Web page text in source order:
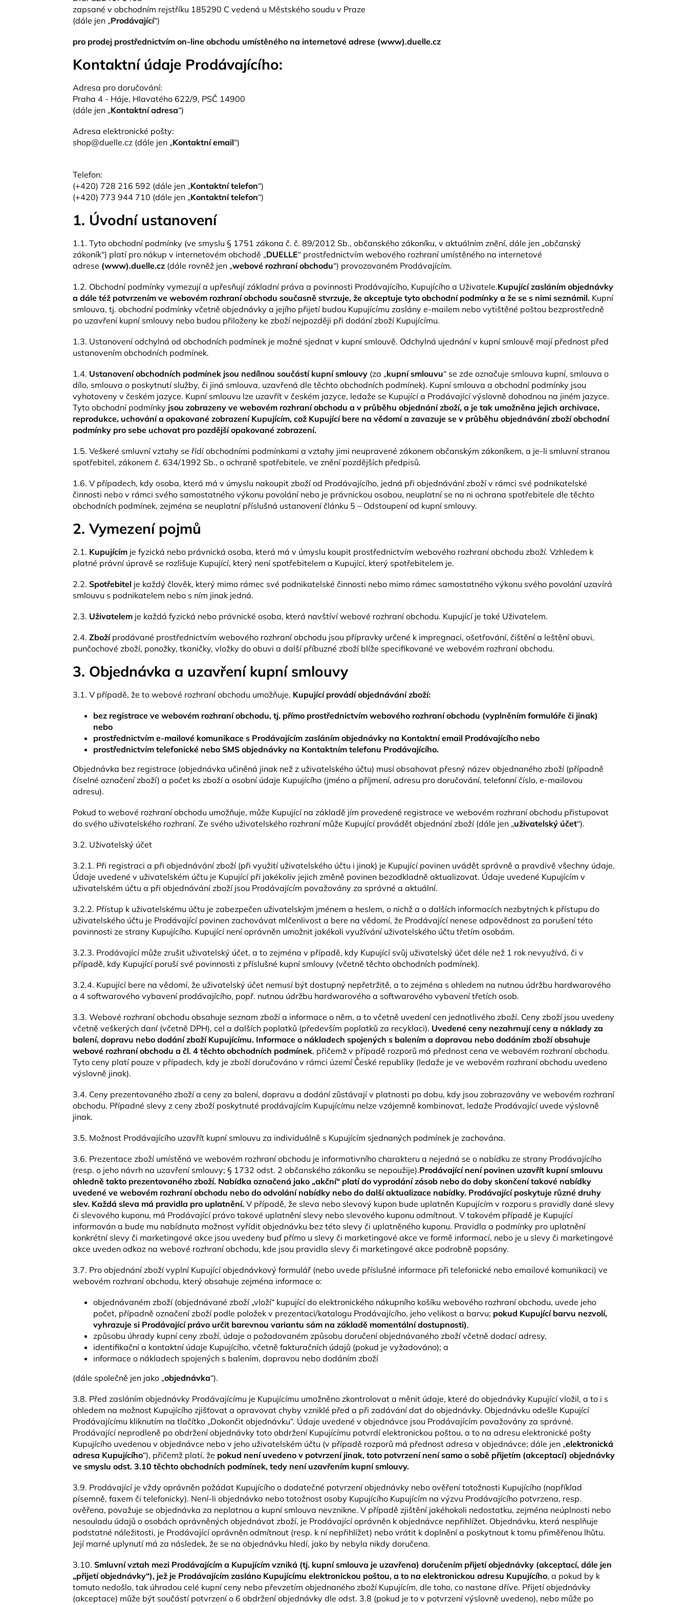
zapsané v obchodním rejstříku 185290 C vedená u Městského soudu v Praze
(dále jen „Prodávající“)
pro prodej prostřednictvím on-line obchodu umístěného na internetové adrese (www).duelle.cz
Kontaktní údaje Prodávajícího:
Adresa pro doručování:
Praha 4 - Háje, Hlavatého 622/9, PSČ 14900
(dále jen „Kontaktní adresa“)
Adresa elektronické pošty:
shop@duelle.cz (dále jen „Kontaktní email“)
Telefon:
(+420) 728 216 592 (dále jen „Kontaktní telefon“)
(+420) 773 944 710 (dále jen „Kontaktní telefon“)
1. Úvodní ustanovení
1.1. Tyto obchodní podmínky (ve smyslu § 1751 zákona č. č. 89/2012 Sb., občanského zákoníku, v aktuálním znění, dále jen „občanský
zákoník“) platí pro nákup v internetovém obchodě „DUELLE“ prostřednictvím webového rozhraní umístěného na internetové
adrese (www).duelle.cz (dále rovněž jen „webové rozhraní obchodu“) provozovaném Prodávajícím.
1.2. Obchodní podmínky vymezují a upřesňují základní práva a povinnosti Prodávajícího, Kupujícího a Uživatele.Kupující zasláním objednávky
a dále též potvrzením ve webovém rozhraní obchodu současně stvrzuje, že akceptuje tyto obchodní podmínky a že se s nimi seznámil. Kupní
smlouva, tj. obchodní podmínky včetně objednávky a jejího přijetí budou Kupujícímu zaslány e-mailem nebo vytištěné poštou bezprostředně
po uzavření kupní smlouvy nebo budou přiloženy ke zboží nejpozději při dodání zboží Kupujícímu.
1.3. Ustanovení odchylná od obchodních podmínek je možné sjednat v kupní smlouvě. Odchylná ujednání v kupní smlouvě mají přednost před
ustanovením obchodních podmínek.
1.4. Ustanovení obchodních podmínek jsou nedílnou součástí kupní smlouvy (za „kupní smlouvu“ se zde označuje smlouva kupní, smlouva o
dílo, smlouva o poskytnutí služby, či jiná smlouva, uzavřená dle těchto obchodních podmínek). Kupní smlouva a obchodní podmínky jsou
vyhotoveny v českém jazyce. Kupní smlouvu lze uzavřít v českém jazyce, ledaže se Kupující a Prodávající výslovně dohodnou na jiném jazyce.
Tyto obchodní podmínky jsou zobrazeny ve webovém rozhraní obchodu a v průběhu objednání zboží, a je tak umožněna jejich archivace,
reprodukce, uchování a opakované zobrazení Kupujícím, což Kupující bere na vědomí a zavazuje se v průběhu objednávání zboží obchodní
podmínky pro sebe uchovat pro pozdější opakované zobrazení.
1.5. Veškeré smluvní vztahy se řídí obchodními podmínkami a vztahy jimi neupravené zákonem občanským zákoníkem, a je-li smluvní stranou
spotřebitel, zákonem č. 634/1992 Sb., o ochraně spotřebitele, ve znění pozdějších předpisů.
1.6. V případech, kdy osoba, která má v úmyslu nakoupit zboží od Prodávajícího, jedná při objednávání zboží v rámci své podnikatelské
činnosti nebo v rámci svého samostatného výkonu povolání nebo je právnickou osobou, neuplatní se na ni ochrana spotřebitele dle těchto
obchodních podmínek, zejména se neuplatní příslušná ustanovení článku 5 – Odstoupení od kupní smlouvy.
2. Vymezení pojmů
2.1. Kupujícím je fyzická nebo právnická osoba, která má v úmyslu koupit prostřednictvím webového rozhraní obchodu zboží. Vzhledem k
platné právní úpravě se rozlišuje Kupující, který není spotřebitelem a Kupující, který spotřebitelem je.
2.2. Spotřebitel je každý člověk, který mimo rámec své podnikatelské činnosti nebo mimo rámec samostatného výkonu svého povolání uzavírá
smlouvu s podnikatelem nebo s ním jinak jedná.
2.3. Uživatelem je každá fyzická nebo právnické osoba, která navštíví webové rozhraní obchodu. Kupující je také Uživatelem.
2.4. Zbožíprodávané prostřednictvím webového rozhraní obchodu jsou přípravky určené k impregnaci, ošetřování, čištění a leštění obuvi,
punčochové zboží, ponožky, tkaničky, vložky do obuvi a další příbuzné zboží blíže specifikované ve webovém rozhraní obchodu.
3. Objednávka a uzavření kupní smlouvy
3.1. V případě, že to webové rozhraní obchodu umožňuje, Kupující provádí objednávání zboží:
bez registrace ve webovém rozhraní obchodu, tj. přímo prostřednictvím webového rozhraní obchodu (vyplněním formuláře či jinak)
nebo
prostřednictvím e-mailové komunikace s Prodávajícím zasláním objednávky na Kontaktní email Prodávajícího nebo
prostřednictvím telefonické nebo SMS objednávky na Kontaktním telefonu Prodávajícího.
Objednávka bez registrace (objednávka učiněná jinak než z uživatelského účtu) musí obsahovat přesný název objednaného zboží (případně
číselné označení zboží) a počet ks zboží a osobní údaje Kupujícího (jméno a příjmení, adresu pro doručování, telefonní číslo, e-mailovou
adresu).
Pokud to webové rozhraní obchodu umožňuje, může Kupující na základě jím provedené registrace ve webovém rozhraní obchodu přistupovat
do svého uživatelského rozhraní. Ze svého uživatelského rozhraní může Kupující provádět objednání zboží (dále jen „uživatelský účet“).
3.2. Uživatelský účet
3.2.1. Při registraci a při objednávání zboží (při využití uživatelského účtu i jinak) je Kupující povinen uvádět správně a pravdivě všechny údaje.
Údaje uvedené v uživatelském účtu je Kupující při jakékoliv jejich změně povinen bezodkladně aktualizovat. Údaje uvedené Kupujícím v
uživatelském účtu a při objednávání zboží jsou Prodávajícím považovány za správné a aktuální.
3.2.2. Přístup k uživatelskému účtu je zabezpečen uživatelským jménem a heslem, o nichž a o dalších informacích nezbytných k přístupu do
uživatelského účtu je Prodávající povinen zachovávat mlčenlivost a bere na vědomí, že Prodávající nenese odpovědnost za porušení této
povinnosti ze strany Kupujícího. Kupující není oprávněn umožnit jakékoli využívání uživatelského účtu třetím osobám.
3.2.3. Prodávající může zrušit uživatelský účet, a to zejména v případě, kdy Kupující svůj uživatelský účet déle než 1 rok nevyužívá, či v
případě, kdy Kupující poruší své povinnosti z příslušné kupní smlouvy (včetně těchto obchodních podmínek).
3.2.4. Kupující bere na vědomí, že uživatelský účet nemusí být dostupný nepřetržitě, a to zejména s ohledem na nutnou údržbu hardwarového
a 4 softwarového vybavení prodávajícího, popř. nutnou údržbu hardwarového a softwarového vybavení třetích osob.
3.3. Webové rozhraní obchodu obsahuje seznam zboží a informace o něm, a to včetně uvedení cen jednotlivého zboží. Ceny zboží jsou uvedeny
včetně veškerých daní (včetně DPH), cel a dalších poplatků (především poplatků za recyklaci). Uvedené ceny nezahrnují ceny a náklady za
balení, dopravu nebo dodání zboží Kupujícímu. Informace o nákladech spojených s balením a dopravou nebo dodáním zboží obsahuje
webové rozhraní obchodu a čl. 4 těchto obchodních podmínek, přičemž v případě rozporů má přednost cena ve webovém rozhraní obchodu.
Tyto ceny platí pouze v případech, kdy je zboží doručováno v rámci území České republiky (ledaže je ve webovém rozhraní obchodu uvedeno
výslovně jinak).
3.4. Ceny prezentovaného zboží a ceny za balení, dopravu a dodání zůstávají v platnosti po dobu, kdy jsou zobrazovány ve webovém rozhraní
obchodu. Případné slevy z ceny zboží poskytnuté prodávajícím Kupujícímu nelze vzájemně kombinovat, ledaže Prodávající uvede výslovně
jinak.
3.5. Možnost Prodávajícího uzavřít kupní smlouvu za individuálně s Kupujícím sjednaných podmínek je zachována.
3.6. Prezentace zboží umístěná ve webovém rozhraní obchodu je informativního charakteru a nejedná se o nabídku ze strany Prodávajícího
(resp. o jeho návrh na uzavření smlouvy; § 1732 odst. 2 občanského zákoníku se nepoužije).Prodávající není povinen uzavřít kupní smlouvu
ohledně takto prezentovaného zboží. Nabídka označená jako „akční“ platí do vyprodání zásob nebo do doby skončení takové nabídky
uvedené ve webovém rozhraní obchodu nebo do odvolání nabídky nebo do další aktualizace nabídky. Prodávající poskytuje různé druhy
slev. Každá sleva má pravidla pro uplatnění. V případě, že sleva nebo slevový kupon bude uplatněn Kupujícím v rozporu s pravidly dané slevy
či slevového kuponu, má Prodávající právo takové uplatnění slevy nebo slevového kuponu odmítnout. V takovém případě je Kupující
informován a bude mu nabídnuta možnost vyřídit objednávku bez této slevy či uplatněného kuponu. Pravidla a podmínky pro uplatnění
konkrétní slevy či marketingové akce jsou uvedeny buď přímo u slevy či marketingové akce ve formě informací, nebo je u slevy či marketingové
akce uveden odkaz na webové rozhraní obchodu, kde jsou pravidla slevy či marketingové akce podrobně popsány.
3.7. Pro objednání zboží vyplní Kupující objednávkový formulář (nebo uvede příslušné informace při telefonické nebo emailové komunikaci) ve
webovém rozhraní obchodu, který obsahuje zejména informace o:
objednávaném zboží (objednávané zboží „vloží“ kupující do elektronického nákupního košíku webového rozhraní obchodu, uvede jeho
počet, případně označení zboží podle položek v prezentaci/katalogu Prodávajícího, jeho velikost a barvu; pokud Kupující barvu nezvolí,
vyhrazuje si Prodávající právo určit barevnou variantu sám na základě momentální dostupnosti),
způsobu úhrady kupní ceny zboží, údaje o požadovaném způsobu doručení objednávaného zboží včetně dodací adresy,
identifikační a kontaktní údaje Kupujícího, včetně fakturačních údajů (pokud je vyžadováno); a
informace o nákladech spojených s balením, dopravou nebo dodáním zboží
(dále společně jen jako „objednávka“).
3.8. Před zasláním objednávky Prodávajícímu je Kupujícímu umožněno zkontrolovat a měnit údaje, které do objednávky Kupující vložil, a to i s
ohledem na možnost Kupujícího zjišťovat a opravovat chyby vzniklé před a při zadávání dat do objednávky. Objednávku odešle Kupující
Prodávajícímu kliknutím na tlačítko „Dokončit objednávku“. Údaje uvedené v objednávce jsou Prodávajícím považovány za správné.
Prodávající neprodleně po obdržení objednávky toto obdržení Kupujícímu potvrdí elektronickou poštou, a to na adresu elektronické pošty
Kupujícího uvedenou v objednávce nebo v jeho uživatelském účtu (v případě rozporů má přednost adresa v objednávce; dále jen „elektronická
adresa Kupujícího“), přičemž platí, že pokud není uvedeno v potvrzení jinak, toto potvrzení není samo o sobě přijetím (akceptací) objednávky
ve smyslu odst. 3.10 těchto obchodních podmínek, tedy není uzavřením kupní smlouvy.
3.9. Prodávající je vždy oprávněn požádat Kupujícího o dodatečné potvrzení objednávky nebo ověření totožnosti Kupujícího (například
písemně, faxem či telefonicky). Není-li objednávka nebo totožnost osoby Kupujícího Kupujícím na výzvu Prodávajícího potvrzena, resp.
ověřena, považuje se objednávka za neplatnou a kupní smlouva nevznikne. V případě zjištění jakéhokoli nedostatku, zejména neúplnosti nebo
nesouladu údajů o osobách oprávněných objednávat zboží, je Prodávající oprávněn k objednávce nepřihlížet. Objednávku, která nesplňuje
podstatné náležitosti, je Prodávající oprávněn odmítnout (resp. k ní nepřihlížet) nebo vrátit k doplnění a poskytnout k tomu přiměřenou lhůtu.
Její marné uplynutí má za následek, že se na objednávku hledí, jako by nebyla nikdy doručena.
3.10. Smluvní vztah mezi Prodávajícím a Kupujícím vzniká (tj. kupní smlouva je uzavřena) doručením přijetí objednávky (akceptací, dále jen
„přijetí objednávky“), jež je Prodávajícím zasláno Kupujícímu elektronickou poštou, a to na elektronickou adresu Kupujícího, a pokud by k
tomuto nedošlo, tak úhradou celé kupní ceny nebo převzetím objednaného zboží Kupujícím, dle toho, co nastane dříve. Přijetí objednávky
(akceptace) může být součástí potvrzení o 6 obdržení objednávky dle odst. 3.8 (pokud je to v potvrzení výslovně uvedeno), nebo může po